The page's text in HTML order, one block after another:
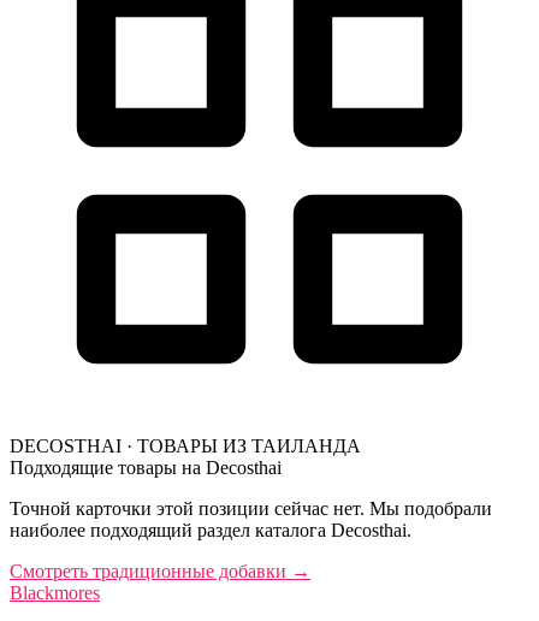
DECOSTHAI · ТОВАРЫ ИЗ ТАИЛАНДА
Подходящие товары на Decosthai
Точной карточки этой позиции сейчас нет. Мы подобрали
наиболее подходящий раздел каталога Decosthai.
Смотреть традиционные добавки →
Blackmores